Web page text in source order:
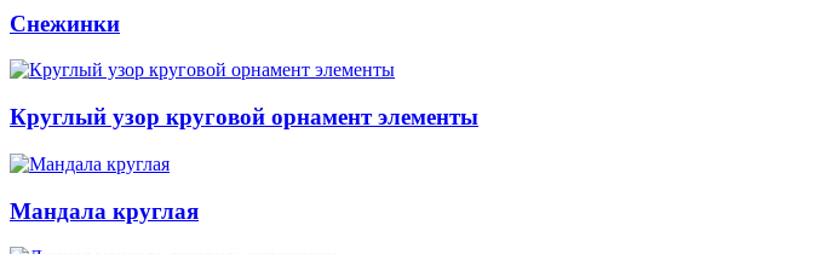
Снежинки
Круглый узор круговой орнамент элементы
Мандала круглая